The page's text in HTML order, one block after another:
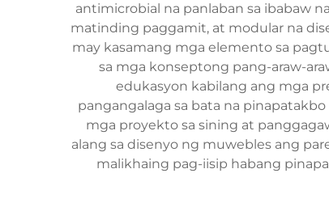
antimicrobial na panlaban sa ibabaw
matinding paggamit, at modular na
may kasamang mga elemento sa
sa mga konseptong pang-araw-
edukasyon kabilang ang mga
pangangalaga sa bata na
mga proyekto sa sining at
alang sa disenyo ng muwebles ang
malikhaing pag-iisip habang